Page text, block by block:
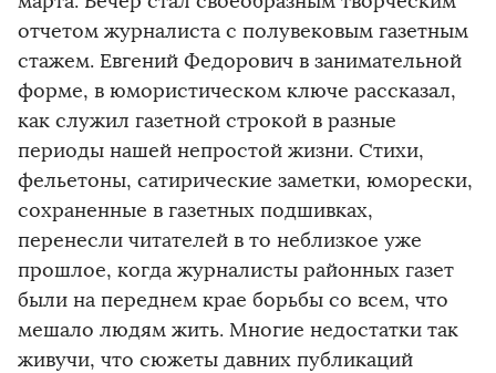
отчетом журналиста с полувековым газетным
стажем. Евгений Федорович в занимательной
форме, в юмористическом ключе рассказал,
как служил газетной строкой в разные
периоды нашей непростой жизни. Стихи,
фельетоны, сатирические заметки, юморески,
сохраненные в газетных подшивках,
перенесли читателей в то неблизкое уже
прошлое, когда журналисты районных газет
были на переднем крае борьбы со всем, что
мешало людям жить. Многие недостатки так
живучи, что сюжеты давних публикаций